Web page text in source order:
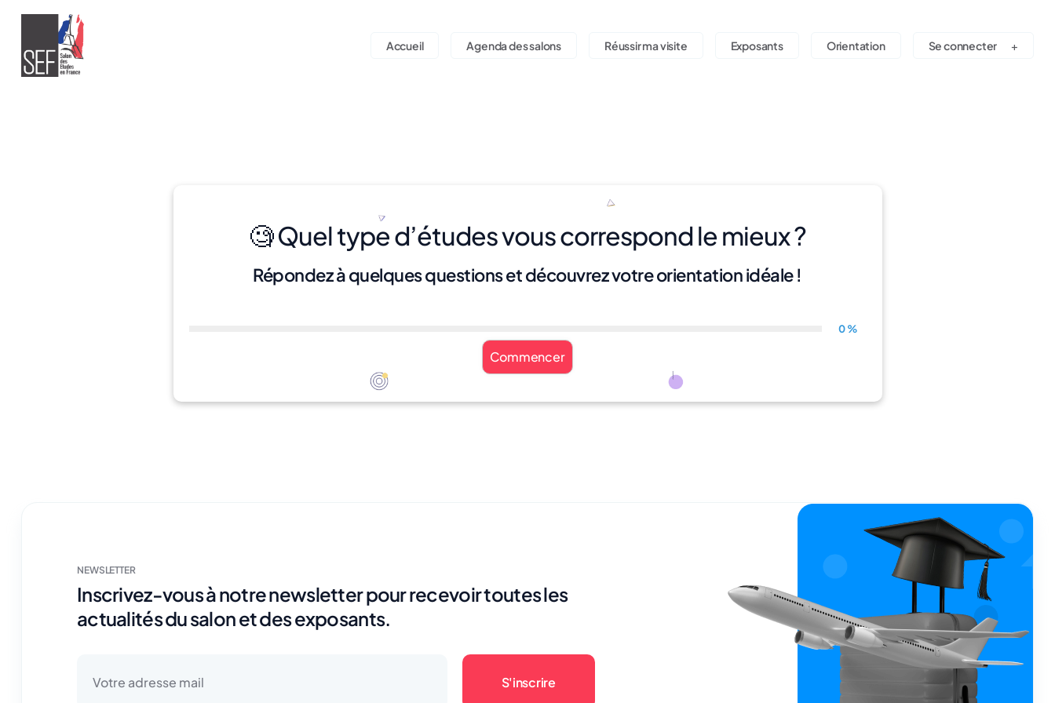
Accueil Agenda des salons Réussir ma visite Exposants Orientation Se connecter
🧐 Quel type d’études vous correspond le mieux ?
Répondez à quelques questions et découvrez votre orientation idéale !
0 %
Commencer
NEWSLETTER
Inscrivez-vous à notre newsletter pour recevoir toutes les
actualités du salon et des exposants.
S'inscrire